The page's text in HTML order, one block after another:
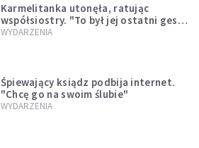
Karmelitanka utonęła, ratując
współsiostry. "To był jej ostatni gest
miłości"
WYDARZENIA
Śpiewający ksiądz podbija internet.
"Chcę go na swoim ślubie"
WYDARZENIA